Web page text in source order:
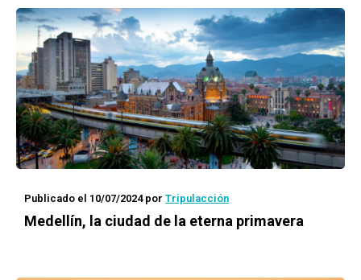
Publicado el 10/07/2024por Tripulacción
Medellín, la ciudad de la eterna primavera